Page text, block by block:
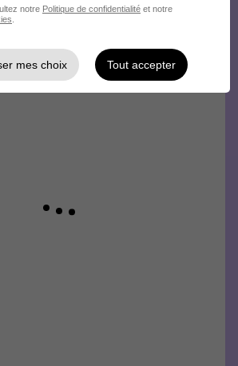
notre Politique de confidentialité et notre
mes choix Tout accepter